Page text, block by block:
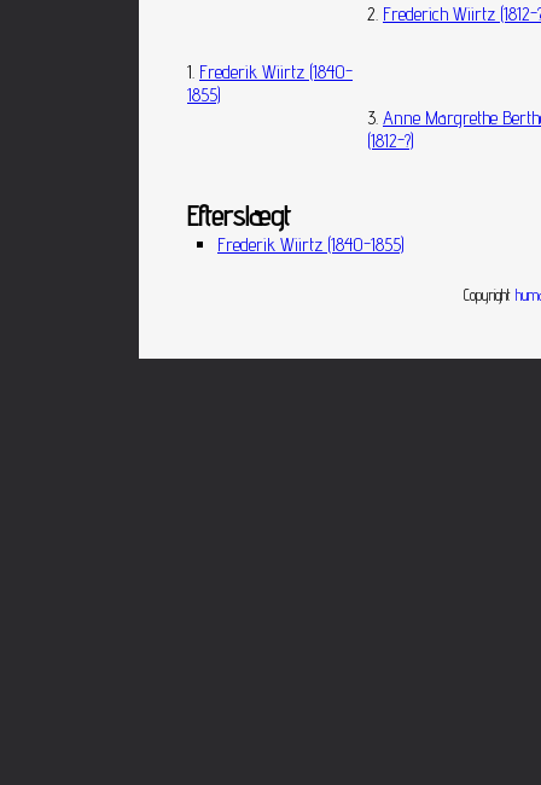
1. Frederik Wiirtz (1840-
1855)
2. Frederich Wiirtz (1812-
3. Anne Margrethe
(1812-?)
Efterslægt
Frederik Wiirtz (1840-1855)
Copyright